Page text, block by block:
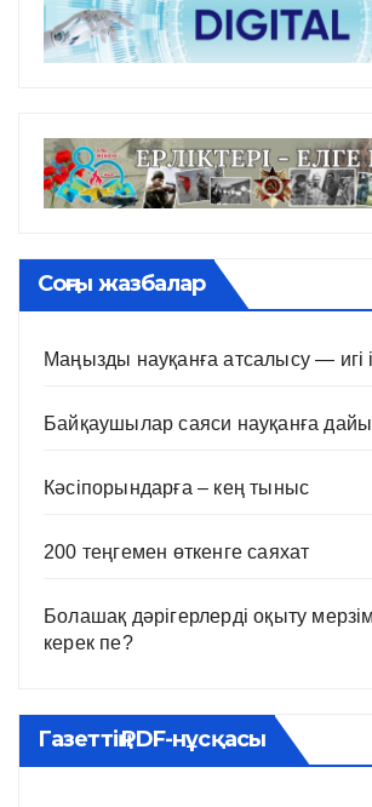
Соңғы жазбалар
Маңызды науқанға атсалысу — игі
Байқаушылар саяси науқанға
Кәсіпорындарға – кең тыныс
200 теңгемен өткенге саяхат
Болашақ дәрігерлерді оқыту
керек пе?
Газеттің PDF-нұсқасы